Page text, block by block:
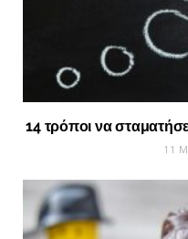
14 τρόποι να
11